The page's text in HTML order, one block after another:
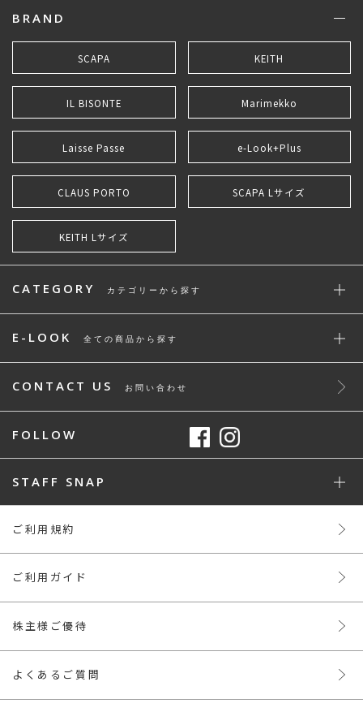
BRAND
SCAPA KEITH
IL BISONTE Marimekko
Laisse Passe e-Look+Plus
CLAUS PORTO SCAPA Lサイズ
KEITH Lサイズ
CATEGORY カテゴリーから探す
E-LOOK 全ての商品から探す
CONTACT US お問い合わせ
FOLLOW
STAFF SNAP
ご利用規約
ご利用ガイド
株主様ご優待
よくあるご質問